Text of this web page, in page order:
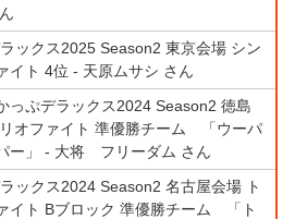
ックス2025 Season2 東京会場 シン
イト 4位 - 天原ムサシ さん
っぷデラックス2024 Season2 徳島
オファイト 準優勝チーム 「ウーパ
ー」 - 大将 フリーダム さん
ックス2024 Season2 名古屋会場 ト
イト Bブロック 準優勝チーム 「ト